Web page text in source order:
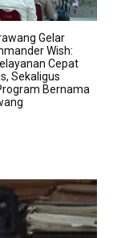
Gelar
Wish:
Cepat
Sekaligus
Bernama